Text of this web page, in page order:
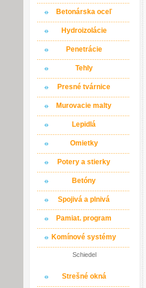
Betonárska oceľ
Hydroizolácie
Penetrácie
Tehly
Presné tvárnice
Murovacie malty
Lepidlá
Omietky
Potery a stierky
Betóny
Spojivá a plnivá
Pamiat. program
Komínové systémy
Schiedel
Strešné okná